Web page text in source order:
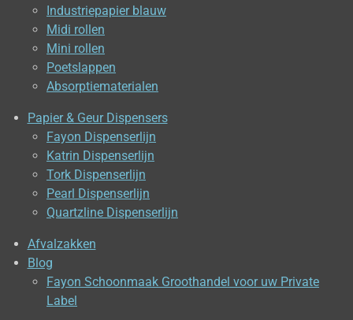
Industriepapier blauw
Midi rollen
Mini rollen
Poetslappen
Absorptiematerialen
Papier & Geur Dispensers
Fayon Dispenserlijn
Katrin Dispenserlijn
Tork Dispenserlijn
Pearl Dispenserlijn
Quartzline Dispenserlijn
Afvalzakken
Blog
Fayon Schoonmaak Groothandel voor uw Private
Label